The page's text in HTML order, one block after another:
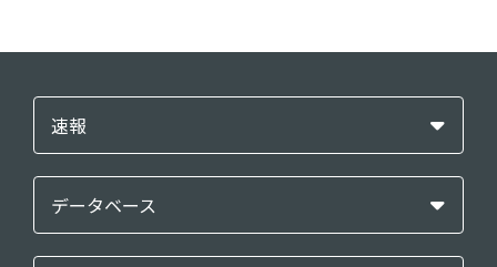
速報
データベース